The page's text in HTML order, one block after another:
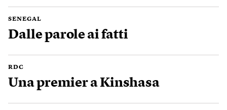
SENEGAL
Dalle parole ai fatti
RDC
Una premier a Kinshasa